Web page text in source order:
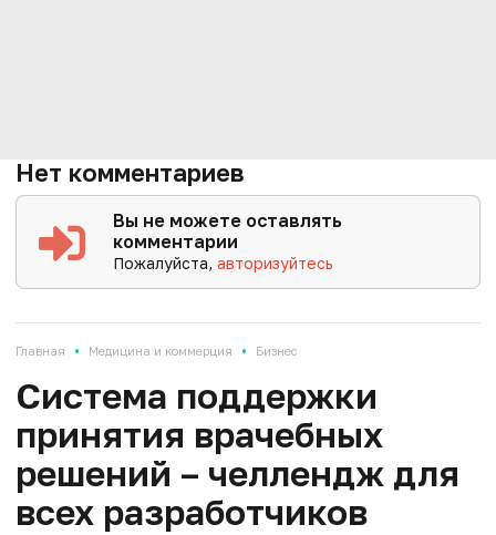
Нет комментариев
Вы не можете оставлять
комментарии
Пожалуйста,авторизуйтесь
Главная • Медицина и коммерция • Бизнес
Система поддержки
принятия врачебных
решений – челлендж для
всех разработчиков